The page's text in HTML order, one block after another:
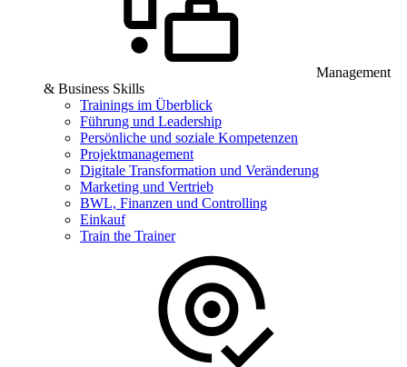
Management
& Business Skills
Trainings im Überblick
Führung und Leadership
Persönliche und soziale Kompetenzen
Projektmanagement
Digitale Transformation und Veränderung
Marketing und Vertrieb
BWL, Finanzen und Controlling
Einkauf
Train the Trainer